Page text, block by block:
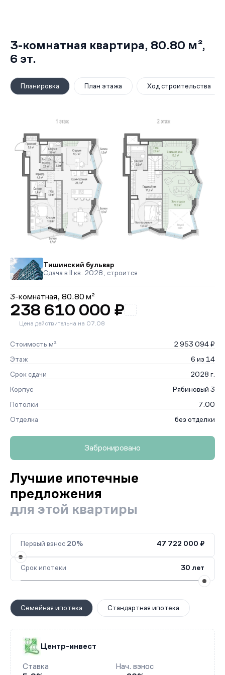
3-комнатная квартира, 80.80 м²,
6 эт.
Планировка План этажа Ход строительства
Тишинский бульвар
Сдача в II кв. 2028, строится
3-комнатная, 80.80 м²
238 610 000 ₽
Цена действительна на 07.08
Стоимость м²
2 953 094 ₽
Этаж
6 из 14
Срок сдачи
2028 г.
Корпус
Рябиновый 3
Потолки
7.00
Отделка
без отделки
Забронировано
Лучшие ипотечные
предложения
для этой квартиры
Первый взнос 20% 47 722 000 ₽
Срок ипотеки 30 лет
Семейная ипотека Стандартная ипотека
Центр-инвест
Ставка
Нач. взнос